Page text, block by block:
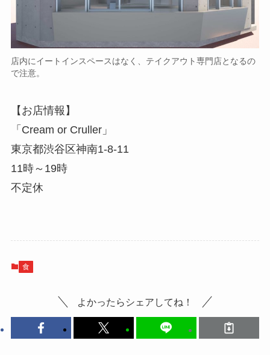
店内にイートインスペースはなく、テイクアウト専門店となるの
で注意。
【お店情報】
「Cream or Cruller」
東京都渋谷区神南1-8-11
11時～19時
不定休
食
よかったらシェアしてね！